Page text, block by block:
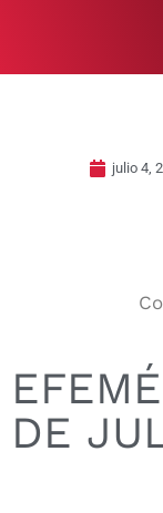
julio 4,
DE